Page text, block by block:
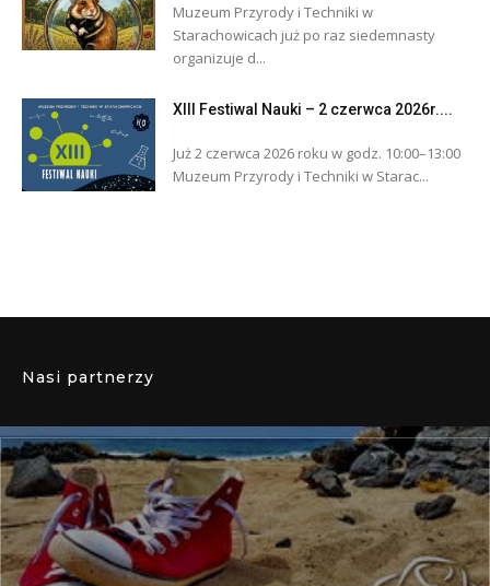
Muzeum Przyrody i Techniki w
Starachowicach już po raz siedemnasty
organizuje d...
XIII Festiwal Nauki – 2 czerwca 2026r....
Już 2 czerwca 2026 roku w godz. 10:00–13:00
Muzeum Przyrody i Techniki w Starac...
Nasi partnerzy